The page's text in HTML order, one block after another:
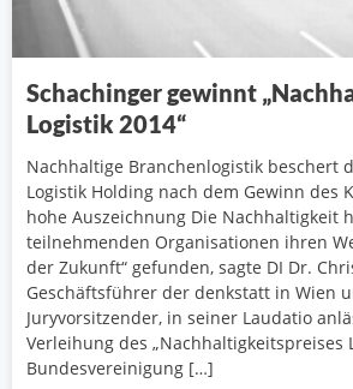
Schachinger gewinnt
Logistik 2014“
Nachhaltige Branchenlogistik beschert
Logistik Holding nach dem Gewinn des
hohe Auszeichnung Die Nachhaltigkeit
teilnehmenden Organisationen ihren
der Zukunft“ gefunden, sagte DI Dr.
Geschäftsführer der denkstatt in Wien
Juryvorsitzender, in seiner Laudatio
Verleihung des „Nachhaltigkeitspreises
Bundesvereinigung […]